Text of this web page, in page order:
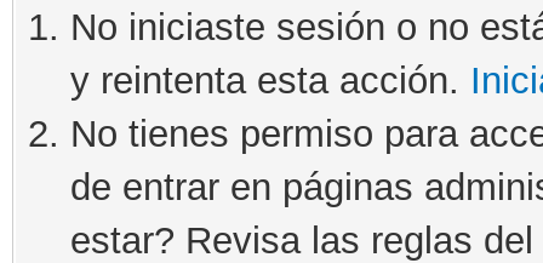
No iniciaste sesión o no
y reintenta esta acción.
No tienes permiso para
de entrar en páginas
estar? Revisa las reglas